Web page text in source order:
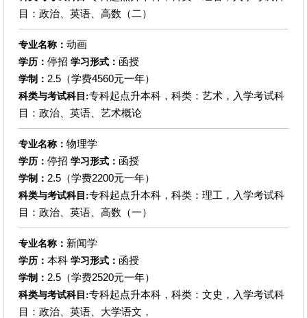
目：政治、英语、高数（二）
专业名称： 动画
学历： 停招 学习形式： 函授
学制： 2.5（学费4560元一年）
科类与考试科目:专科起点升本科，科类：艺术，入学考试科
目：政治、英语、艺术概论
专业名称： 物理学
学历： 停招 学习形式： 函授
学制： 2.5（学费2200元一年）
科类与考试科目:专科起点升本科，科类：理工，入学考试科
目：政治、英语、高数（一）
专业名称： 新闻学
学历： 本科 学习形式： 函授
学制： 2.5（学费2520元一年）
科类与考试科目:专科起点升本科，科类：文史，入学考试科
目：政治、英语、大学语文，